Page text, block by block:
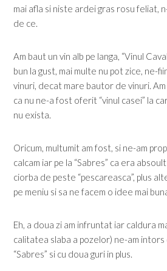
mai afla si niste ardei gras rosu feliat,
de ce.
Am baut un vin alb pe langa, “Vinul
bun la gust, mai multe nu pot zice, ne-
vinuri, decat mare bautor de vinuri.
ca nu ne-a fost oferit “vinul casei” la
nu exista.
Oricum, multumit am fost, si ne-am
calcam iar pe la “Sabres” ca era
ciorba de peste “pescareasca”, plus
pe meniu si sa ne facem o idee mai
Eh, a doua zi am infruntat iar caldura
calitatea slaba a pozelor) ne-am intors
“Sabres” si cu doua guri in plus.